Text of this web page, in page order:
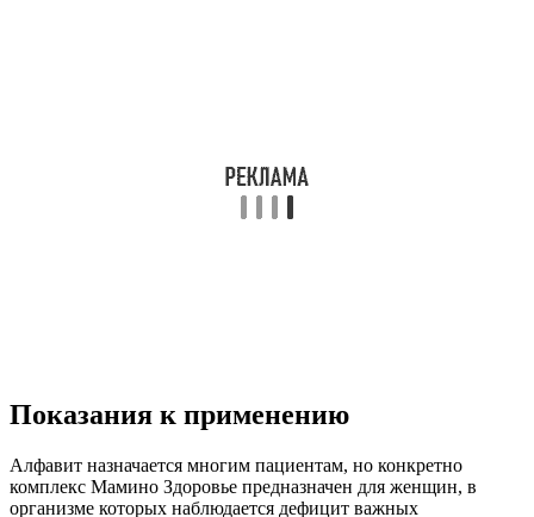
Показания к применению
Алфавит назначается многим пациентам, но конкретно
комплекс Мамино Здоровье предназначен для женщин, в
организме которых наблюдается дефицит важных